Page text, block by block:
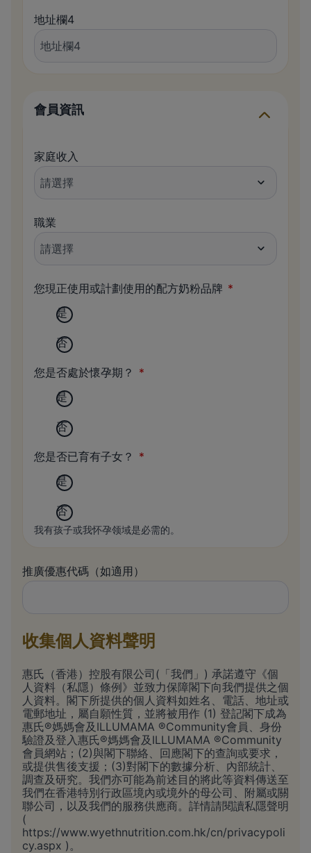
地址欄4
會員資訊
家庭收入
職業
您現正使用或計劃使用的配方奶粉品牌
是
否
您是否處於懷孕期？
是
否
您是否已育有子女？
是
否
我有孩子或我怀孕领域是必需的。
推廣優惠代碼（如適用）
收集個人資料聲明
惠氏（香港）控股有限公司(「我們」) 承諾遵守《個
人資料（私隱）條例》並致力保障閣下向我們提供之個
人資料。閣下所提供的個人資料如姓名、電話、地址或
電郵地址，屬自願性質，並將被用作 (1) 登記閣下成為
惠氏®媽媽會及ILLUMAMA ®Community會員、身份
驗證及登入惠氏®媽媽會及ILLUMAMA ®Community
會員網站；(2)與閣下聯絡、回應閣下的查詢或要求，
或提供售後支援；(3)對閣下的數據分析、內部統計、
調查及研究。我們亦可能為前述目的將此等資料傳送至
我們在香港特別行政區境內或境外的母公司、附屬或關
聯公司，以及我們的服務供應商。詳情請閱讀私隱聲明
(
https://www.wyethnutrition.com.hk/cn/privacypoli
cy.aspx )。